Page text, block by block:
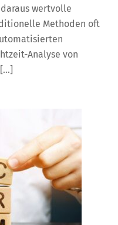
wertvolle
Methoden oft
Analyse von